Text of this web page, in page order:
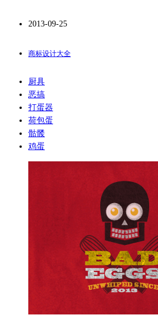
2013-09-25
商标设计大全
厨具
恶搞
打蛋器
荷包蛋
骷髅
鸡蛋